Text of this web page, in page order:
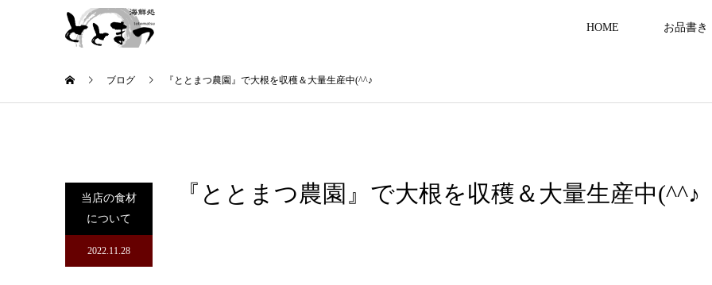
HOME お品書き
ブログ 『ととまつ農園』で大根を収穫＆大量生産中(^^♪
当店の食材
について
2022.11.28
『ととまつ農園』で大根を収穫＆大量生産中(^^♪